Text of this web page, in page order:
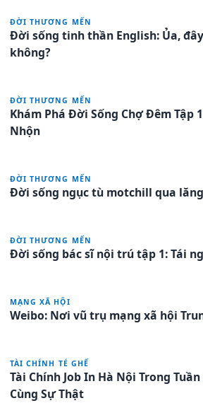
ĐỜI THƯƠNG MẾN
Đời sống tinh thần English: Ủa,
không?
ĐỜI THƯƠNG MẾN
Khám Phá Đời Sống Chợ Đêm Tập
Nhộn
ĐỜI THƯƠNG MẾN
Đời sống ngục tù motchill qua
ĐỜI THƯƠNG MẾN
Đời sống bác sĩ nội trú tập 1: Tái
MẠNG XÃ HỘI
Weibo: Nơi vũ trụ mạng xã hội
TÀI CHÍNH TÉ GHẾ
Tài Chính Job In Hà Nội Trong
Cùng Sự Thật